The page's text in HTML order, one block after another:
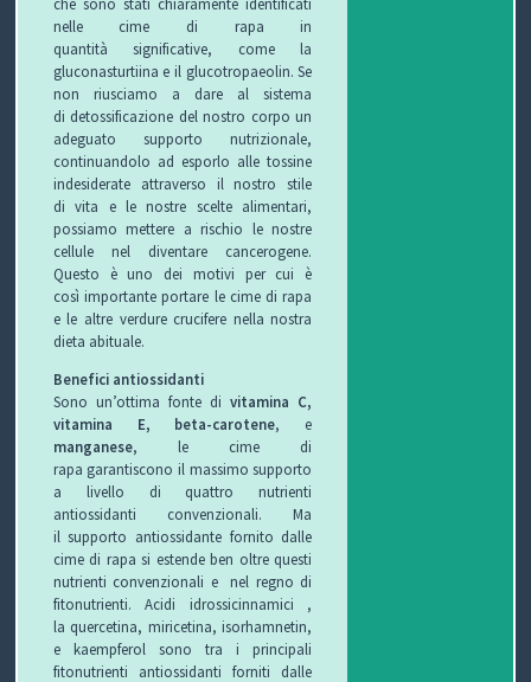
nelle cime di rapa in
quantità significative, come la
gluconasturtiina e il glucotropaeolin. Se
non riusciamo a dare al sistema
di detossificazione del nostro corpo un
adeguato supporto nutrizionale,
continuandolo ad esporlo alle tossine
indesiderate attraverso il nostro stile
di vita e le nostre scelte alimentari,
possiamo mettere a rischio le nostre
cellule nel diventare cancerogene.
Questo è uno dei motivi per cui è
così importante portare le cime di rapa
e le altre verdure crucifere nella nostra
dieta abituale.
Benefici antiossidanti
Sono un’ottima fonte divitamina C,
vitamina E, beta-carotene, e
manganese, le cime di
rapa garantiscono il massimo supporto
a livello di quattro nutrienti
antiossidanti convenzionali. Ma
il supporto antiossidante fornito dalle
cime di rapa si estende ben oltre questi
nutrienti convenzionali e nel regno di
fitonutrienti. Acidi idrossicinnamici ,
la quercetina, miricetina, isorhamnetin,
e kaempferol sono tra i principali
fitonutrienti antiossidanti forniti dalle